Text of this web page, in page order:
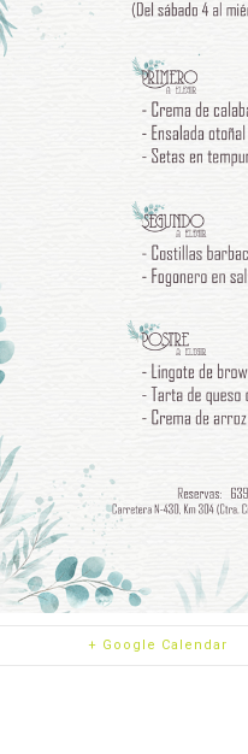
+ Google Calendar